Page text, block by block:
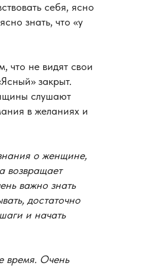
себя, ясно
знать, что «у
что не видят свои
закрыт.
слушают
в желаниях и
о женщине,
возвращает
важно знать
достаточно
и начать
время. Очень